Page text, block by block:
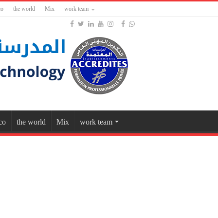
the world Mix work team
the world Mix work team